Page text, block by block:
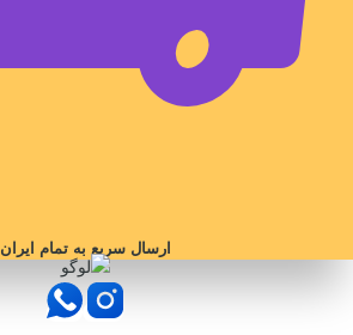
ارسال سریع به تمام ایران